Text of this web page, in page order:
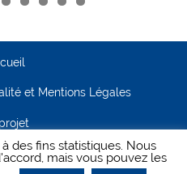
et Mentions Légales
projet
des fins statistiques. Nous
mais vous pouvez les